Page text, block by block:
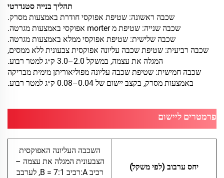
תהליך בנייה סטנדרטי
שכבה ראשונה: שטיפת אפוקסי חודרת באמצעות מסרק.
שכבה שנייה: שטיפת מ morter אפוקסי באמצעות מגרטה.
שכבה שלישית: שטיפת אפוקסי ממלא באמצעות מגרטה.
שכבה רביעית: שטיפת שכבה עליונה אפוקסית צבעונית ללא ממסים,
המגלה את עצמה, במשקל 2.0–3.0 ק״ג למטר רבוע.
שכבה חמישית: שטיפת שכבה עליונה מפוליאוריתן מימית מבריקה
באמצעות מסרק, בקצב יישום של 0.04–0.08 ק״ג למטר רבוע.
פרמטרים ליישום
יחס ערבוב (לפי משקל)
השכבה העליונה האפוקסית
הצבעונית המגלה את עצמה –
רכיב A:רכיב B = 7:1, לערבב